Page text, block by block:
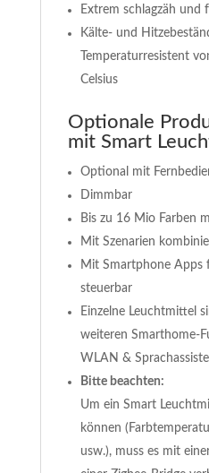
Extrem schlagzäh und
Kälte- und
Temperaturresistent
Celsius
Optionale
mit Smart
Optional mit
Dimmbar
Bis zu 16 Mio Farben
Mit Szenarien
Mit Smartphone Apps
steuerbar
Einzelne Leuchtmittel
weiteren Smarthome-
WLAN &
Bitte beachten:
Um ein Smart
können
usw.), muss es mit